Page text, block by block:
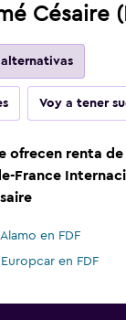
Césaire
Voy a tener
ofrecen renta
France
en FDF
en FDF